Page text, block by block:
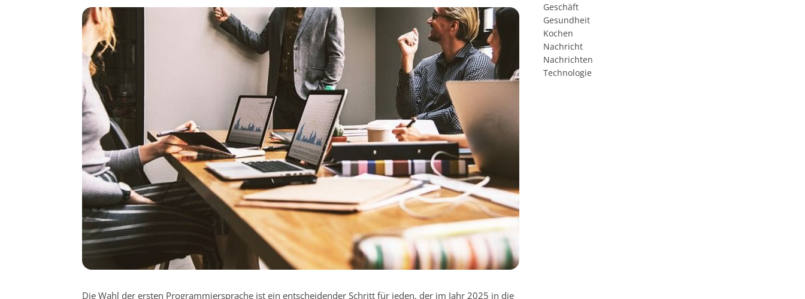
Die Wahl der ersten Programmiersprache ist ein entscheidender Schritt für jeden, der im Jahr 2025 in die
Geschäft
Gesundheit
Kochen
Nachricht
Nachrichten
Technologie